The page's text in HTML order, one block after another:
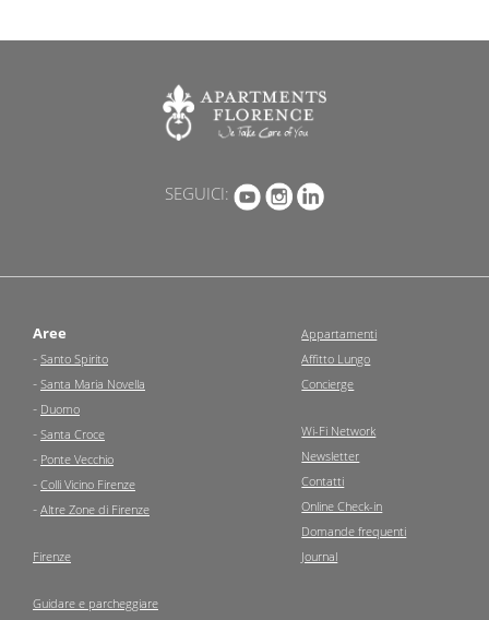
SEGUICI:
Aree
- Santo Spirito
- Santa Maria Novella
- Duomo
- Santa Croce
- Ponte Vecchio
- Colli Vicino Firenze
- Altre Zone di Firenze
Firenze
Guidare e parcheggiare
Appartamenti
Affitto Lungo
Concierge
Wi-Fi Network
Newsletter
Contatti
Online Check-in
Domande frequenti
Journal